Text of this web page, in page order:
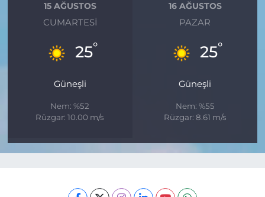
15 AĞUSTOS
CUMARTESI
25°
Güneşli
Nem: %52
Rüzgar: 10.00 m/s
16 AĞUSTOS
PAZAR
25°
Güneşli
Nem: %55
Rüzgar: 8.61 m/s